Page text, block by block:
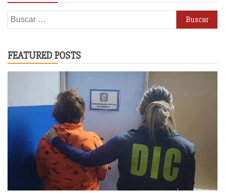
Buscar:
FEATURED POSTS